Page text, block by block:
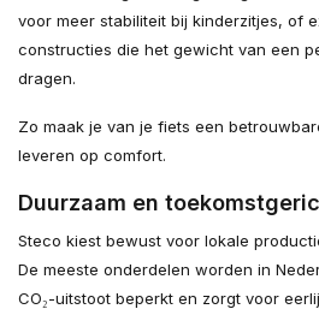
voor meer stabiliteit bij kinderzitjes, of
constructies die het gewicht van een
dragen.
Zo maak je van je fiets een
leveren op comfort.
Duurzaam en
Steco kiest bewust voor lokale
De meeste onderdelen worden in
CO₂-uitstoot beperkt en zorgt voor